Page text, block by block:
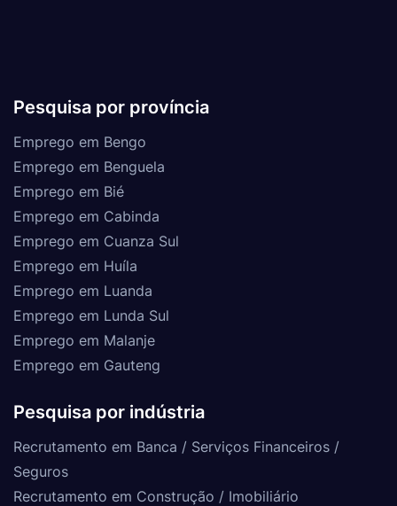
Pesquisa por província
Emprego em Bengo
Emprego em Benguela
Emprego em Bié
Emprego em Cabinda
Emprego em Cuanza Sul
Emprego em Huíla
Emprego em Luanda
Emprego em Lunda Sul
Emprego em Malanje
Emprego em Gauteng
Pesquisa por indústria
Recrutamento em Banca / Serviços Financeiros /
Seguros
Recrutamento em Construção / Imobiliário